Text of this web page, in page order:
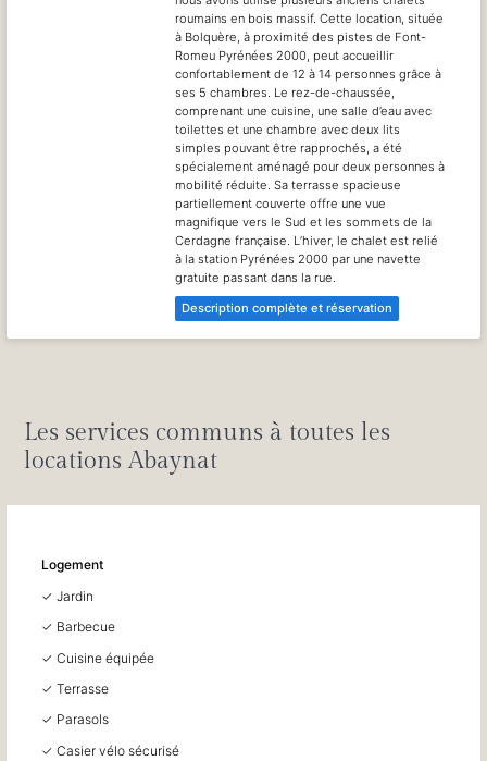
roumains en bois massif. Cette location, située
à Bolquère, à proximité des pistes de Font-
Romeu Pyrénées 2000, peut accueillir
confortablement de 12 à 14 personnes grâce à
ses 5 chambres. Le rez-de-chaussée,
comprenant une cuisine, une salle d’eau avec
toilettes et une chambre avec deux lits
simples pouvant être rapprochés, a été
spécialement aménagé pour deux personnes à
mobilité réduite. Sa terrasse spacieuse
partiellement couverte offre une vue
magnifique vers le Sud et les sommets de la
Cerdagne française. L’hiver, le chalet est relié
à la station Pyrénées 2000 par une navette
gratuite passant dans la rue.
Description complète et réservation
Les services communs à toutes les
locations Abaynat
Logement
✓ Jardin
✓ Barbecue
✓ Cuisine équipée
✓ Terrasse
✓ Parasols
✓ Casier vélo sécurisé